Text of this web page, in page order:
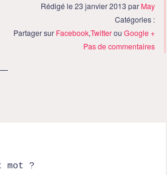
Rédigé le 23 janvier 2013 par May
Catégories :
Partager sur Facebook,TwitterouGoogle +
Pas de commentaires
mot ?